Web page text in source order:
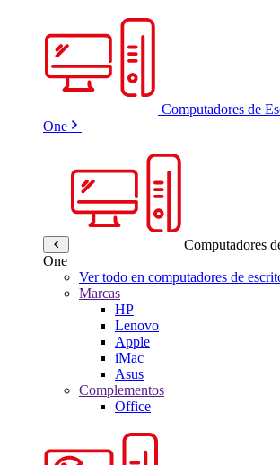
Computadores de
One
Computadores
One
Ver todo en computadores de
Marcas
HP
Lenovo
Apple
iMac
Asus
Complementos
Office